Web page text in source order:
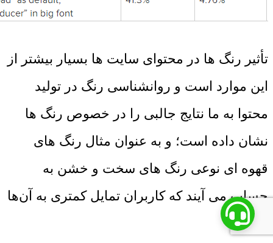
تأثیر رنگ ها در محتوای سایت ها بسیار بیشتر از
این موارد است و روانشناسی رنگ در تولید
محتوا به ما نتایج جالبی را در خصوص رنگ ها
نشان داده است؛ و به عنوان مثال رنگ های
قهوه ای نوعی رنگ های سخت و خشن به
حساب می آیند که کاربران تمایل کمتری به آن‌ها
دارند.